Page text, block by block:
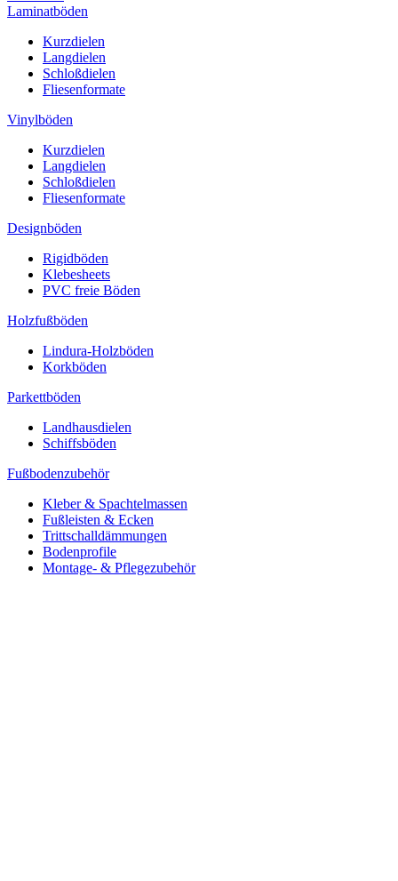
Laminatböden
Kurzdielen
Langdielen
Schloßdielen
Fliesenformate
Vinylböden
Kurzdielen
Langdielen
Schloßdielen
Fliesenformate
Designböden
Rigidböden
Klebesheets
PVC freie Böden
Holzfußböden
Lindura-Holzböden
Korkböden
Parkettböden
Landhausdielen
Schiffsböden
Fußbodenzubehör
Kleber & Spachtelmassen
Fußleisten & Ecken
Trittschalldämmungen
Bodenprofile
Montage- & Pflegezubehör